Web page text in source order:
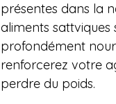
présentes dans la
aliments
profondément
renforcerez votre
perdre du poids.